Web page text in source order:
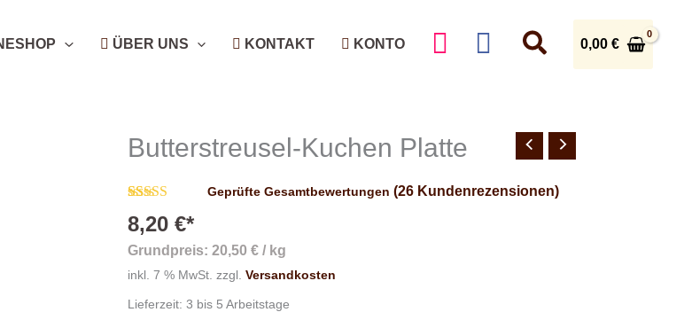
ÜBER UNS KONTAKT KONTO 0,00€
Butterstreusel-Kuchen Platte
Bewertet mit
4.85von 5,
basierend
auf
26
Kundenbewertungen
Geprüfte Gesamtbewertungen (26 Kundenrezensionen)
8,20 €*
Grundpreis: 20,50 € / kg
inkl. 7 % MwSt. zzgl. Versandkosten
Lieferzeit: 3 bis 5 Arbeitstage
Butterstreusel-
Platte